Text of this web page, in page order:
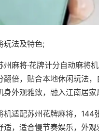
玩法及特色;
州麻将·花牌计分自动麻将
翻倍，贴合本地休闲玩法
身外观雅致，融入江南居
机适配苏州花牌麻将，144
适，适合慢节奏娱乐，外